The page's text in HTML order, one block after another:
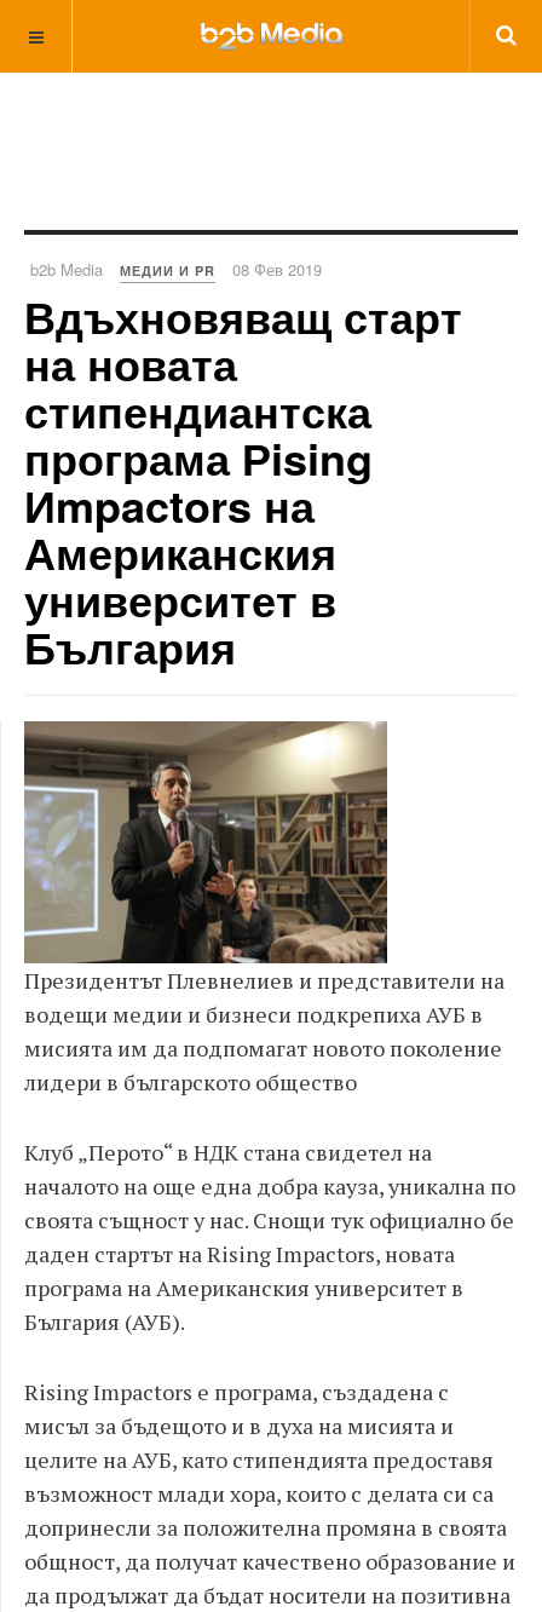
b2b Media МЕДИИ И PR 08 Фев 2019
Вдъхновяващ старт
на новата
стипендиантска
програма Рising
Иmpactors на
Американския
университет в
България
Президентът Плевнелиев и представители на
водещи медии и бизнеси подкрепиха АУБ в
мисията им да подпомагат новото поколение
лидери в българското общество
Клуб „Перото“ в НДК стана свидетел на
началото на още една добра кауза, уникална по
своята същност у нас. Снощи тук официално бе
даден стартът на Rising Impactors, новата
програма на Американския университет в
България (АУБ).
Rising Impactors е програма, създадена с
мисъл за бъдещото и в духа на мисията и
целите на АУБ, като стипендията предоставя
възможност млади хора, които с делата си са
допринесли за положителна промяна в своята
общност, да получат качествено образование и
да продължат да бъдат носители на позитивна